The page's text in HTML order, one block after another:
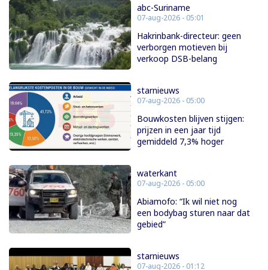
abc-Suriname
07-aug-2026 - 05:01
Hakrinbank-directeur: geen
verborgen motieven bij
verkoop DSB-belang
starnieuws
07-aug-2026 - 05:00
Bouwkosten blijven stijgen:
prijzen in een jaar tijd
gemiddeld 7,3% hoger
waterkant
07-aug-2026 - 05:00
Abiamofo: “Ik wil niet nog
een bodybag sturen naar dat
gebied”
starnieuws
07-aug-2026 - 01:12